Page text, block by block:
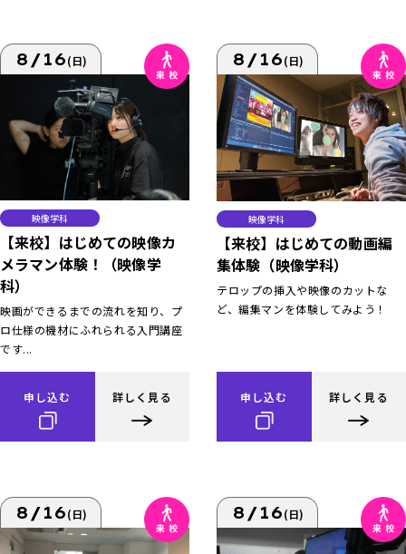
8/16(日)
映像学科
【来校】はじめての映像カ
メラマン体験！（映像学
科）
映画ができるまでの流れを知り、プ
ロ仕様の機材にふれられる入門講座
です...
申し込む 詳しく見る
8/16(日)
映像学科
【来校】はじめての動画編
集体験（映像学科）
テロップの挿入や映像のカットな
ど、編集マンを体験してみよう！
申し込む 詳しく見る
8/16(日) 8/16(日)